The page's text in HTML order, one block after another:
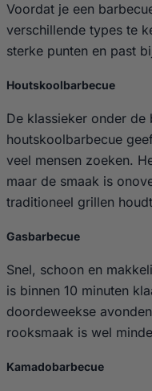
Voordat je een
verschillende types te
sterke punten en past
Houtskoolbarbecue
De klassieker onder de
houtskoolbarbecue
veel mensen zoeken.
maar de smaak is
traditioneel grillen
Gasbarbecue
Snel, schoon en
is binnen 10 minuten
doordeweekse
rooksmaak is wel
Kamadobarbecue